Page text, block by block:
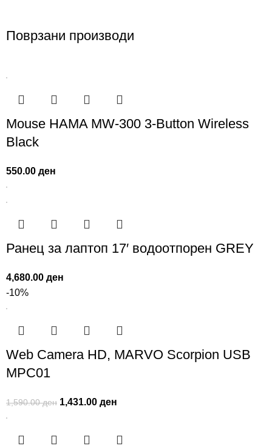
Поврзани производи
Mouse HAMA MW-300 3-Button Wireless
Black
550.00ден
Ранец за лаптоп 17′ водоотпорен GREY
4,680.00ден
-10%
Web Camera HD, MARVO Scorpion USB
MPC01
1,590.00ден 1,431.00ден